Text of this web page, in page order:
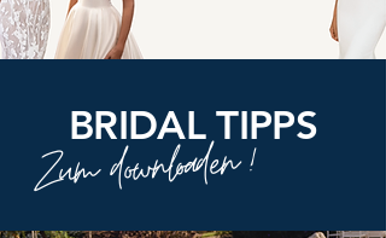
BRIDAL TIPPS
Zum downloaden!